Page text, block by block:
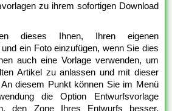
zu ihrem sofortigen Download
dieses Ihnen, Ihren eigenen
ein Foto einzufügen, wenn Sie dies
auch eine Vorlage verwenden, um
Artikel zu anlassen und mit dieser
diesem Punkt können Sie im Menü
die Option Entwurfsvorlage
den Zone Ihres Entwurfs besser,